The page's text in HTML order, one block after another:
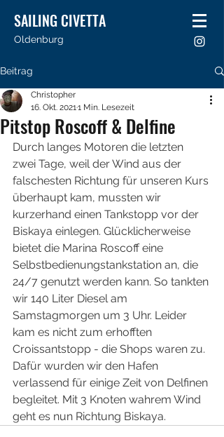
SAILING CIVETTA
Oldenburg
Beitrag
Pitstop Roscoff & Delfine
Christopher
16. Okt. 20211 Min. Lesezeit
Durch langes Motoren die letzten
zwei Tage, weil der Wind aus der
falschesten Richtung für unseren Kurs
überhaupt kam, mussten wir
kurzerhand einen Tankstopp vor der
Biskaya einlegen. Glücklicherweise
bietet die Marina Roscoff eine
Selbstbedienungstankstation an, die
24/7 genutzt werden kann. So tankten
wir 140 Liter Diesel am
Samstagmorgen um 3 Uhr. Leider
kam es nicht zum erhofften
Croissantstopp - die Shops waren zu.
Dafür wurden wir den Hafen
verlassend für einige Zeit von Delfinen
begleitet. Mit 3 Knoten wahrem Wind
geht es nun Richtung Biskaya.